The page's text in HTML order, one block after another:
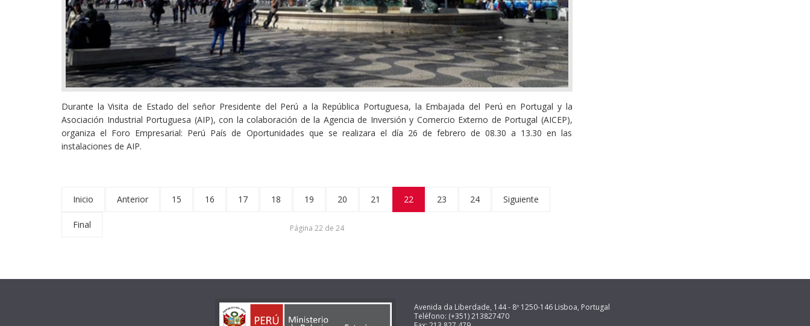
Durante la Visita de Estado del señor Presidente del Perú a la República Portuguesa, la Embajada del Perú en Portugal y la
Asociación Industrial Portuguesa (AIP), con la colaboración de la Agencia de Inversión y Comercio Externo de Portugal (AICEP),
organiza el Foro Empresarial: Perú País de Oportunidades que se realizara el día 26 de febrero de 08.30 a 13.30 en las
instalaciones de AIP.
Página 22 de 24
Inicio Anterior 15 16 17 18 19 20 21 22 23 24 Siguiente
Final
Avenida da Liberdade, 144 - 8º 1250-146 Lisboa, Portugal
Teléfono: (+351) 213827470